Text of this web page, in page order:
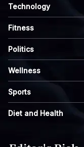
Technology
Fitness
Politics
Wellness
Sports
Diet and Health